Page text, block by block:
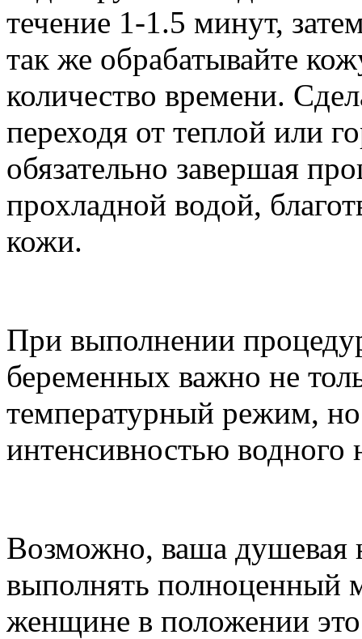
течение 1-1.5 минут,
так же обрабатывайте
количество времени.
переходя от теплой или
обязательно завершая
прохладной водой,
кожи.
При выполнении
беременных важно не
температурный режим, но
интенсивностью водного
Возможно, ваша душевая
выполнять полноценный
женщине в положении